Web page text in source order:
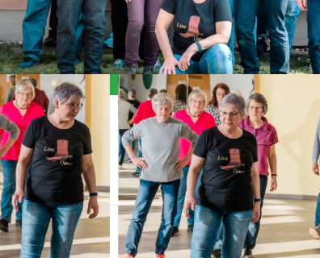
Allgemein